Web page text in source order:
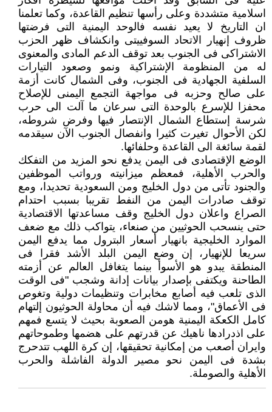
اسلامية متشددة وعلى رأسها تنظيم القاعدة، وكما تعلمنا
ان التاريخ لا يعيد نفسه فالوحد اليمنية التى فرضتها
ظروف إنهيار الاتحاد السوفييتى وانكشاف ظهر الحزب
الاشتراكى فى الجنوب بعد توقف الدعم المادى والمعنوى
له من المنظومة الإشتراكية ونمو وصعود التيارات
السلفية الجهادية فى الجنوب، وفى الشمال كانت أزمة
على صالح وحزبه فى مواجهة التجمع اليمنى للإصلاح
محفزا للإسرع بالوحدة التى سرعان ما آلت الى حرب
شرسة إستطاع الشمال الإنتصار فيها وفرض شروطه،
لكن الأحوال تغيرت كثيرا وانفصال الجنوب الآن سيقدمه
لقمة سائغة الى القاعدة وحلفائها.
الوضع الإقتصادى فى اليمن يدفع نحو المزيد من التفكك
والحرب الأهلية، فمعظم ميزانيته ورواتب الموظفين
والجنود تأتى من دول الخليج ومن السعودية تحديدا، ومع
توقف صادرات اليمن من النفط تقريبا بسبب احتدام
الصراع واعلان دول الخليج وقف مساعدتها الاقتصادية
حتى ينسحب الحوثيين من صنعاء، يتواكب ذلك مع ضعف
الموارد الخليجية بانهيار أسعار البترول مما يدفع اليمن
سريعا للإنهيار، إن وضع اليمن البلد الأشد فقرا فى
المنطقة يبدو هو الأسوأ بينما يتغافل العالم عن أزمته
الطاحنة ويكتفى بإصدار بيانات إدانة وشجب "فى الوقت
الذى تلعب فيه أصابع مخابرات وتنظيمات دولية وتغوص
فى الأعماق"، ومما لاشك فيه أن محاولة الحوثيون إلتهام
كامل الكعكة اليمنية هومن الصعوبة بحيث لا يتسع فمهم
على اذدرادها ناهيك عن قدرتهم على هضمها وطموحاتهم
وايران أصعب من إمكانية تحقيقها، إن كرة اللهب تتدحرج
بشدة فى اليمن نحو مصير الدولة الفاشلة والحرب
الأهلية والصوملة.